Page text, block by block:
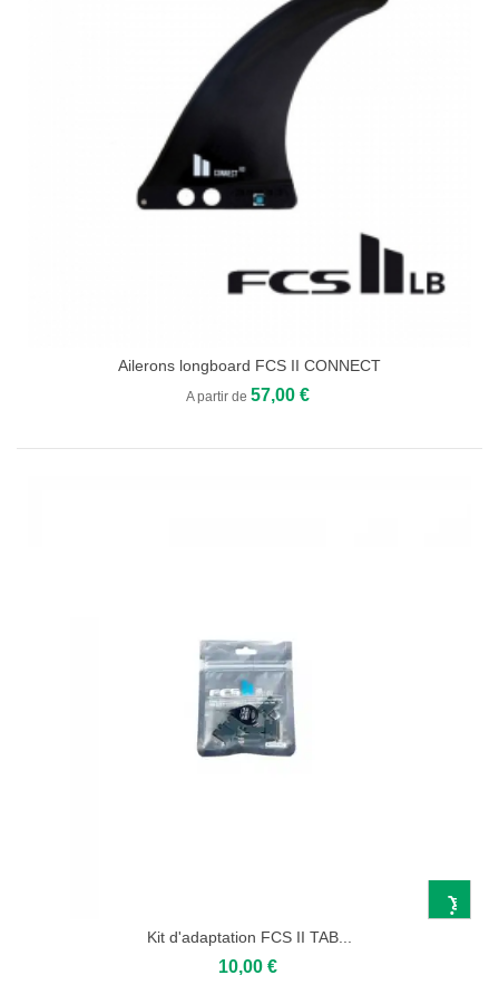
Ailerons longboard FCS II CONNECT
A partir de 57,00 €
Kit d'adaptation FCS II TAB...
10,00 €